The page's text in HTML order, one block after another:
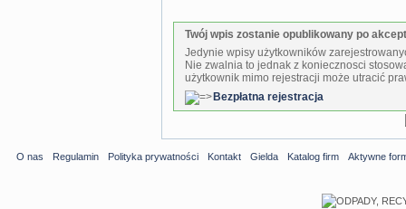
Twój wpis zostanie opublikowany po
Jedynie wpisy użytkowników
Nie zwalnia to jednak z koniecznosci
użytkownik mimo rejestracji może utracić
Bezpłatna rejestracja
O nas Regulamin Polityka prywatności Kontakt Gielda Katalog firm Aktywne